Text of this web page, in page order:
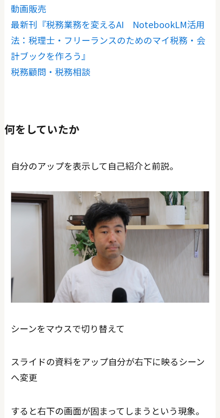
動画販売
最新刊『税務業務を変えるAI NotebookLM活用
法：税理士・フリーランスのためのマイ税務・会
計ブックを作ろう』
税務顧問・税務相談
何をしていたか
自分のアップを表示して自己紹介と前説。
シーンをマウスで切り替えて
スライドの資料をアップ自分が右下に映るシーン
へ変更
すると右下の画面が固まってしまうという現象。